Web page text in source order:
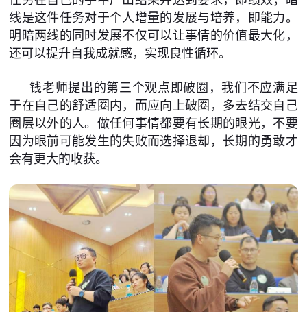
线是这件任务对于个人增量的发展与培养，即能力。
明暗两线的同时发展不仅可以让事情的价值最大化，
还可以提升自我成就感，实现良性循环。
钱老师提出的第三个观点即破圈，我们不应满足
于在自己的舒适圈内，而应向上破圈，多去结交自己
圈层以外的人。做任何事情都要有长期的眼光，不要
因为眼前可能发生的失败而选择退却，长期的勇敢才
会有更大的收获。